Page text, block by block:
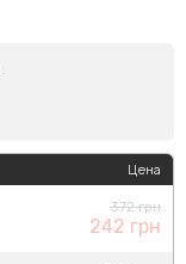
Цена
372 грн
242 грн